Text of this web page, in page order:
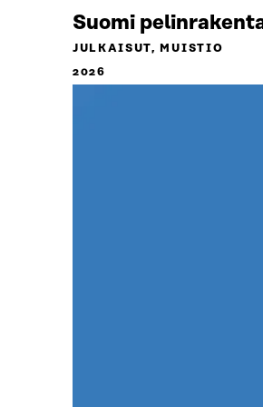
Suomi
JULKAISUT, MUISTIO
2026